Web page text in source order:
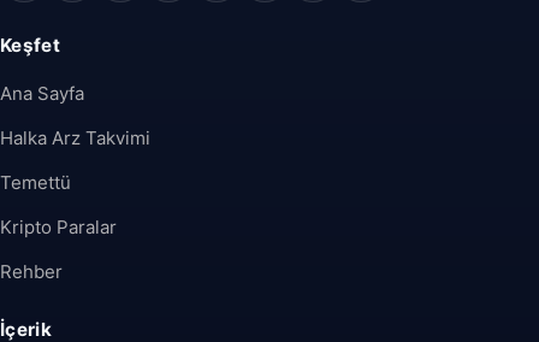
Keşfet
Ana Sayfa
Halka Arz Takvimi
Temettü
Kripto Paralar
Rehber
İçerik